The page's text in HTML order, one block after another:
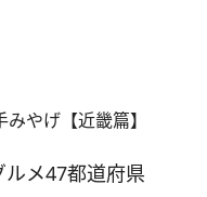
やげ【近畿篇】
ルメ47都道府県